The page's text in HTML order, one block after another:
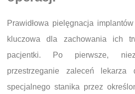
Prawidłowa pielęgnacja
kluczowa dla zachowania ich
pacjentki. Po pierwsze,
przestrzeganie zaleceń lekarza
specjalnego stanika przez